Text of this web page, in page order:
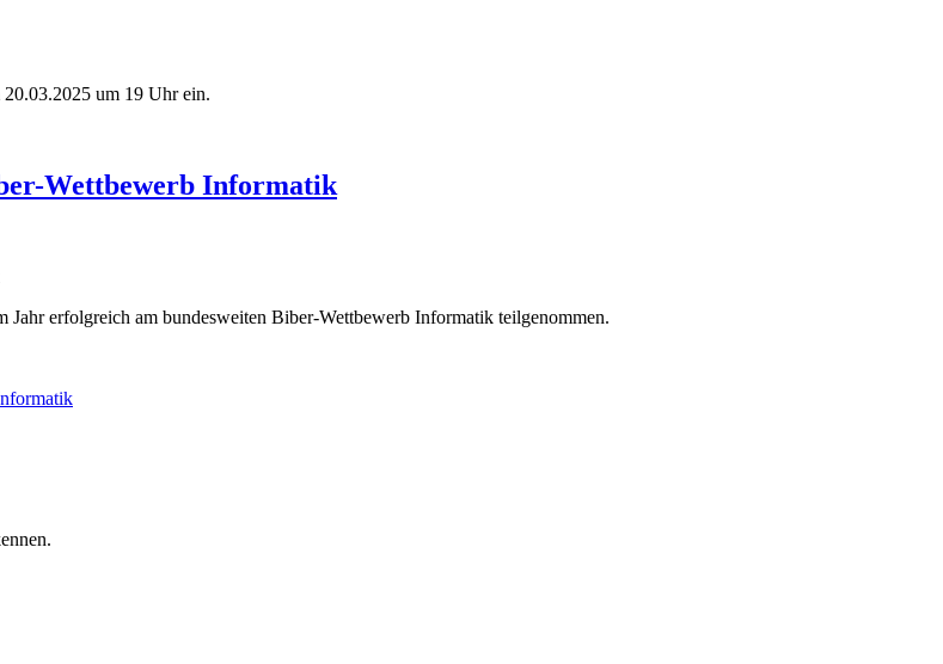
20.03.2025 um 19 Uhr ein.
Wettbewerb Informatik
erfolgreich am bundesweiten Biber-Wettbewerb Informatik teilgenommen.